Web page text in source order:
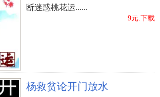
断迷惑桃花运......
9元.下载
杨救贫论开门放水